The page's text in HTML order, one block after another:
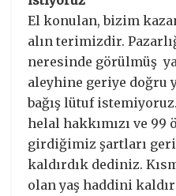
El konulan, bizim
alın terimizdir.
neresinde görülmüş
aleyhine geriye doğru
bağış lütuf
helal hakkımızı ve 99
girdiğimiz şartları
kaldırdık dediniz.
olan yaş haddini